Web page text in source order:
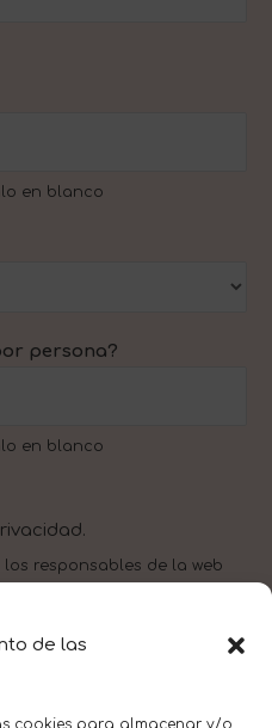
de las
cookies para almacenar y/o
en blanco
persona?
en blanco
responsables de la web
y con la legitimación por